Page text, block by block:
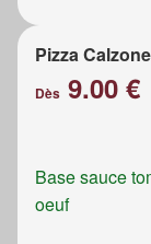
Pizza Calzone
Dès 9.00 €
Base sauce
oeuf